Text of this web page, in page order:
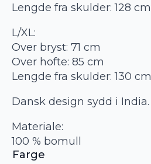
Lengde fra skulder: 128 cm
L/XL:
Over bryst: 71 cm
Over hofte: 85 cm
Lengde fra skulder: 130 cm
Dansk design sydd i India.
Materiale:
100 % bomull
Farge